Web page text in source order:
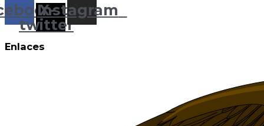
X-
twitter
Instagram
Enlaces